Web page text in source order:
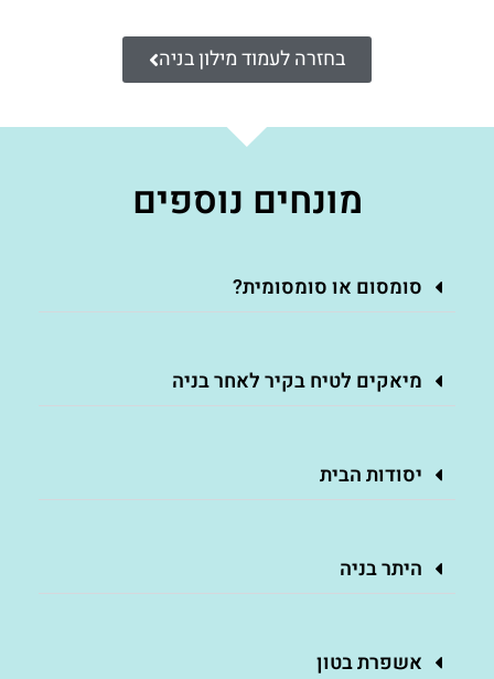
בחזרה לעמוד מילון בניה
מונחים נוספים
סומסום או סומסומית?
מיאקים לטיח בקיר לאחר בניה
יסודות הבית
היתר בניה
אשפרת בטון